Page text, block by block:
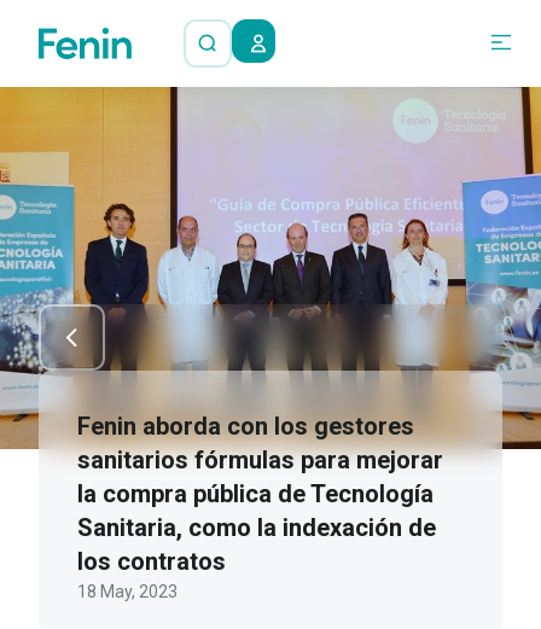
Fenin aborda con los gestores
sanitarios fórmulas para mejorar
la compra pública de Tecnología
Sanitaria, como la indexación de
los contratos
18 May, 2023